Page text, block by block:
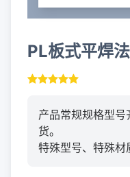
PL板式平焊
产品常规规格型
货。
特殊型号、特殊材